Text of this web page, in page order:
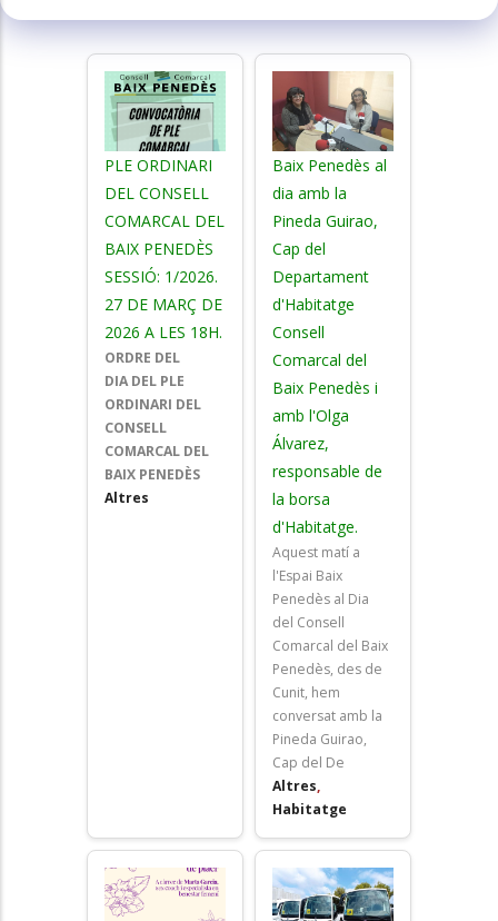
PLE ORDINARI
DEL CONSELL
COMARCAL DEL
BAIX PENEDÈS
SESSIÓ: 1/2026.
27 DE MARÇ DE
2026 A LES 18H.
ORDRE DEL
DIA DEL PLE
ORDINARI DEL
CONSELL
COMARCAL DEL
BAIX PENEDÈS
Altres
Baix Penedès al
dia amb la
Pineda Guirao,
Cap del
Departament
d'Habitatge
Consell
Comarcal del
Baix Penedès i
amb l'Olga
Álvarez,
responsable de
la borsa
d'Habitatge.
Aquest matí a
l'Espai Baix
Penedès al Dia
del Consell
Comarcal del Baix
Penedès, des de
Cunit, hem
conversat amb la
Pineda Guirao,
Cap del De
Altres,
Habitatge